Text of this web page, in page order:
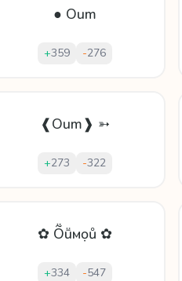
● Oum
+359 -276
❰Oum❱ ➳
+273 -322
✿ Ṏṻмọů ✿
+334 -547